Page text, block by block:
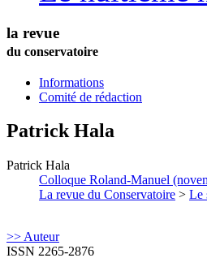
la revue
du conservatoire
Informations
Comité de rédaction
PatrickHala
Patrick Hala
Colloque Roland-Manuel
La revue du Conservatoire > Le
>> Auteur
ISSN 2265-2876